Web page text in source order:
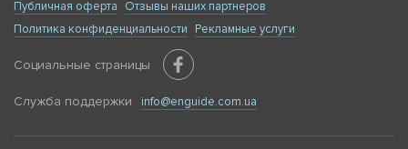
Публичная оферта
Отзывы наших партнеров
Политика конфиденциальности
Рекламные услуги
Социальные страницы
Служба поддержки info@enguide.com.ua